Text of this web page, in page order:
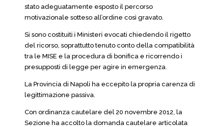
stato adeguatamente esposto il percorso
motivazionale sotteso all’ordine così gravato.
Si sono costituiti i Ministeri evocati chiedendo il rigetto
del ricorso, soprattutto tenuto conto della compatibilità
tra le MISE e la procedura di bonifica e ricorrendo i
presupposti di legge per agire in emergenza.
La Provincia di Napoli ha eccepito la propria carenza di
legittimazione passiva.
Con ordinanza cautelare del 20 novembre 2012, la
Sezione ha accolto la domanda cautelare articolata